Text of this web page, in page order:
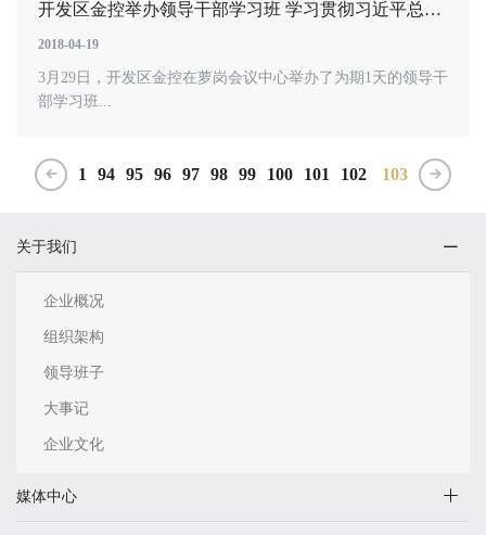
开发区金控举办领导干部学习班 学习贯彻习近平总书记重要讲话精神暨全国“两会”精神
2018-04-19
3月29日，开发区金控在萝岗会议中心举办了为期1天的领导干
部学习班...
1 94 95 96 97 98 99 100 101 102 103
关于我们
企业概况
组织架构
领导班子
大事记
企业文化
媒体中心